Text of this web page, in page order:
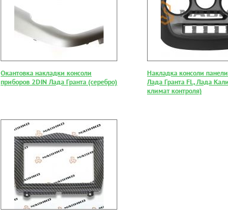
Окантовка накладки консоли
приборов 2DIN Лада Гранта (серебро)
Накладка консоли
Лада Гранта FL, Лада
климат контроля)